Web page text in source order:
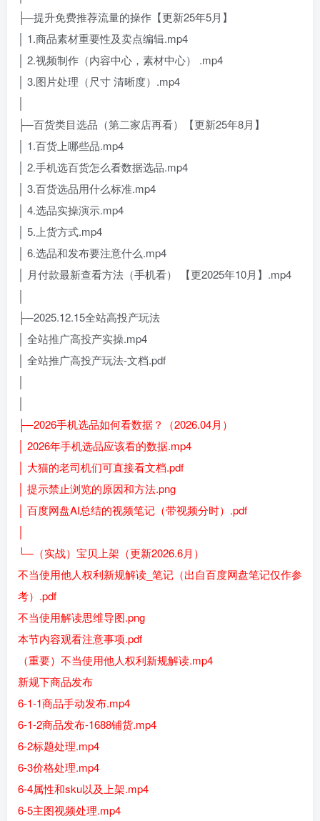
├─提升免费推荐流量的操作【更新25年5月】
│ 1.商品素材重要性及卖点编辑.mp4
│ 2.视频制作（内容中心，素材中心） .mp4
│ 3.图片处理（尺寸 清晰度）.mp4
├─百货类目选品（第二家店再看）【更新25年8月】
│ 1.百货上哪些品.mp4
│ 2.手机选百货怎么看数据选品.mp4
│ 3.百货选品用什么标准.mp4
│ 4.选品实操演示.mp4
│ 5.上货方式.mp4
│ 6.选品和发布要注意什么.mp4
│ 月付款最新查看方法（手机看） 【更2025年10月】.mp4
├─2025.12.15全站高投产玩法
│ 全站推广高投产实操.mp4
│ 全站推广高投产玩法-文档.pdf
├─2026手机选品如何看数据？（2026.04月）
│ 2026年手机选品应该看的数据.mp4
│ 大猫的老司机们可直接看文档.pdf
│ 提示禁止浏览的原因和方法.png
│ 百度网盘AI总结的视频笔记（带视频分时）.pdf
└─（实战）宝贝上架（更新2026.6月）
不当使用他人权利新规解读_笔记（出自百度网盘笔记仅作参
考）.pdf
不当使用解读思维导图.png
本节内容观看注意事项.pdf
（重要）不当使用他人权利新规解读.mp4
新规下商品发布
6-1-1商品手动发布.mp4
6-1-2商品发布-1688铺货.mp4
6-2标题处理.mp4
6-3价格处理.mp4
6-4属性和sku以及上架.mp4
6-5主图视频处理.mp4